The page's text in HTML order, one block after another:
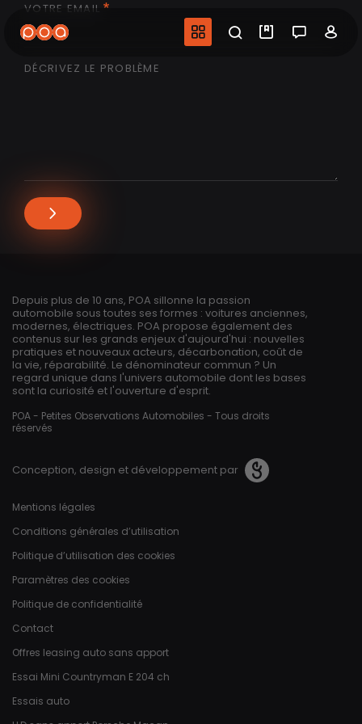
au
contenu
Navigation
Recherche
Mes
VOTRE EMAIL
DÉCRIVEZ LE PROBLÈME
Depuis plus de 10 ans, POA sillonne la passion
automobile sous toutes ses formes : voitures anciennes,
modernes, électriques. POA propose également des
contenus sur les grands enjeux d'aujourd'hui : nouvelles
pratiques et nouveaux acteurs, décarbonation, coût de
la vie, réparabilité. Le dénominateur commun ? Un
regard unique dans l'univers automobile dont les bases
sont la curiosité et l'ouverture d'esprit.
POA - Petites Observations Automobiles - Tous droits
réservés
Conception, design et développement par
Pied de page
Mentions légales
Conditions générales d’utilisation
Politique d’utilisation des cookies
Paramètres des cookies
Politique de confidentialité
Contact
Offres leasing auto sans apport
Essai Mini Countryman E 204 ch
Essais auto